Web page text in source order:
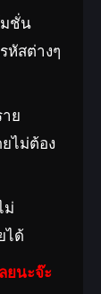
มชั่น
หัสต่างๆ
ย
ไม่ต้อง
ม่
ได้
ยนะจ๊ะ